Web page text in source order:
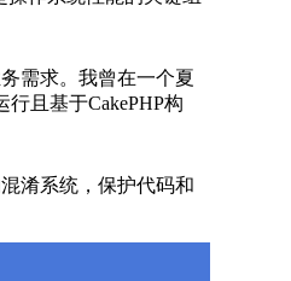
需求。我曾在一个夏
且基于CakePHP构
淆系统，保护代码和